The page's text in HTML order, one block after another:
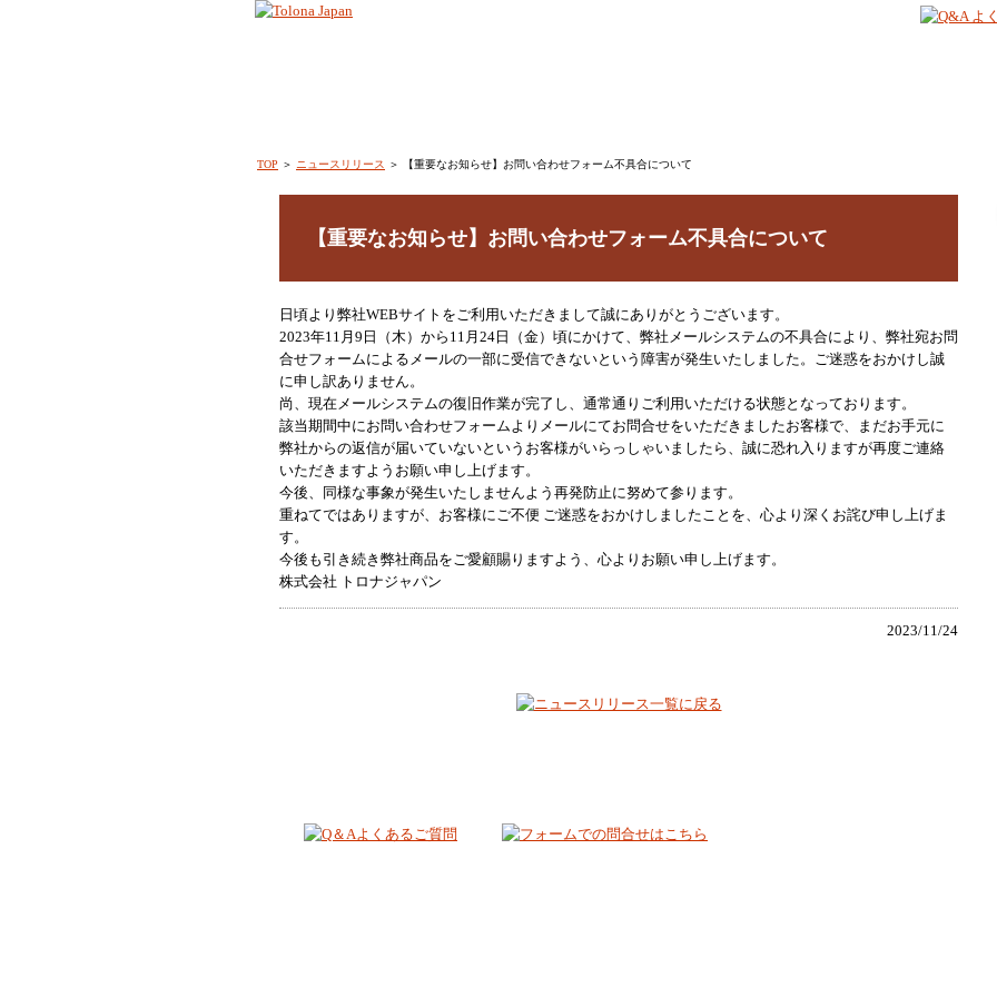
TOP ＞ ニュースリリース ＞ 【重要なお知らせ】お問い合わせフォーム不具合について
【重要なお知らせ】お問い合わせフォーム不具合について
日頃より弊社WEBサイトをご利用いただきまして誠にありがとうございます。
2023年11月9日（木）から11月24日（金）頃にかけて、弊社メールシステムの不具合により、弊社宛お問
合せフォームによるメールの一部に受信できないという障害が発生いたしました。ご迷惑をおかけし誠
に申し訳ありません。
尚、現在メールシステムの復旧作業が完了し、通常通りご利用いただける状態となっております。
該当期間中にお問い合わせフォームよりメールにてお問合せをいただきましたお客様で、まだお手元に
弊社からの返信が届いていないというお客様がいらっしゃいましたら、誠に恐れ入りますが再度ご連絡
いただきますようお願い申し上げます。
今後、同様な事象が発生いたしませんよう再発防止に努めて参ります。
重ねてではありますが、お客様にご不便 ご迷惑をおかけしましたことを、心より深くお詫び申し上げま
す。
今後も引き続き弊社商品をご愛顧賜りますよう、心よりお願い申し上げます。
株式会社 トロナジャパン
2023/11/24